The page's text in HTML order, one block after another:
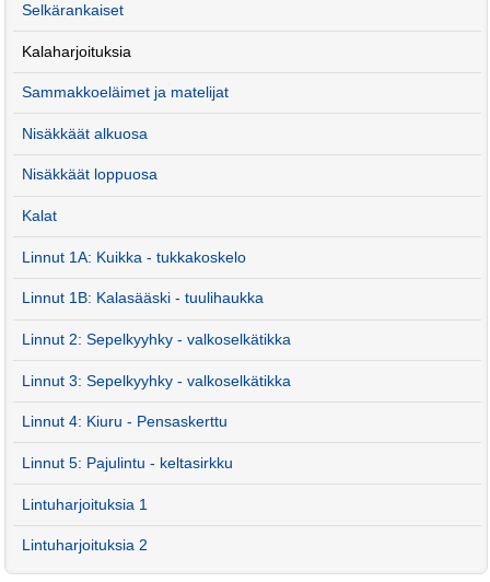
Selkärankaiset
Kalaharjoituksia
Sammakkoeläimet ja matelijat
Nisäkkäät alkuosa
Nisäkkäät loppuosa
Kalat
Linnut 1A: Kuikka - tukkakoskelo
Linnut 1B: Kalasääski - tuulihaukka
Linnut 2: Sepelkyyhky - valkoselkätikka
Linnut 3: Sepelkyyhky - valkoselkätikka
Linnut 4: Kiuru - Pensaskerttu
Linnut 5: Pajulintu - keltasirkku
Lintuharjoituksia 1
Lintuharjoituksia 2